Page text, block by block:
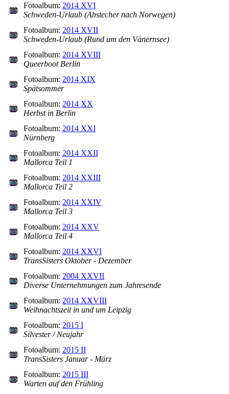
Fotoalbum: 2014 XVI
Schweden-Urlaub (Abstecher nach Norwegen)
Fotoalbum: 2014 XVII
Schweden-Urlaub (Rund um den Vänernsee)
Fotoalbum: 2014 XVIII
Queerboot Berlin
Fotoalbum: 2014 XIX
Spätsommer
Fotoalbum: 2014 XX
Herbst in Berlin
Fotoalbum: 2014 XXI
Nürnberg
Fotoalbum: 2014 XXII
Mallorca Teil 1
Fotoalbum: 2014 XXIII
Mallorca Teil 2
Fotoalbum: 2014 XXIV
Mallorca Teil 3
Fotoalbum: 2014 XXV
Mallorca Teil 4
Fotoalbum: 2014 XXVI
TransSisters Oktober - Dezember
Fotoalbum: 2004 XXVII
Diverse Unternehmungen zum Jahresende
Fotoalbum: 2014 XXVIII
Weihnachtszeit in und um Leipzig
Fotoalbum: 2015 I
Silvester / Neujahr
Fotoalbum: 2015 II
TransSisters Januar - März
Fotoalbum: 2015 III
Warten auf den Frühling